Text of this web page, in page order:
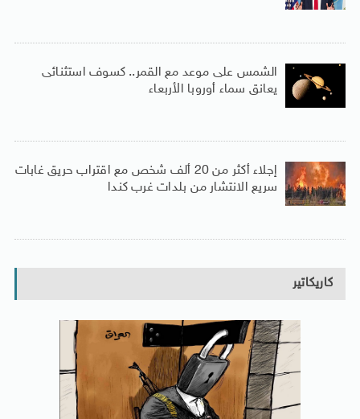
الشمس على موعد مع القمر.. كسوف استثنائى
يعانق سماء أوروبا الأربعاء
إجلاء أكثر من 20 ألف شخص مع اقتراب حريق غابات
سريع الانتشار من بلدات غرب كندا
كاريكاتير